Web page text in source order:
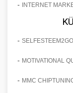
- INTERNET
-
- MOTIVATIONAL
- MMC